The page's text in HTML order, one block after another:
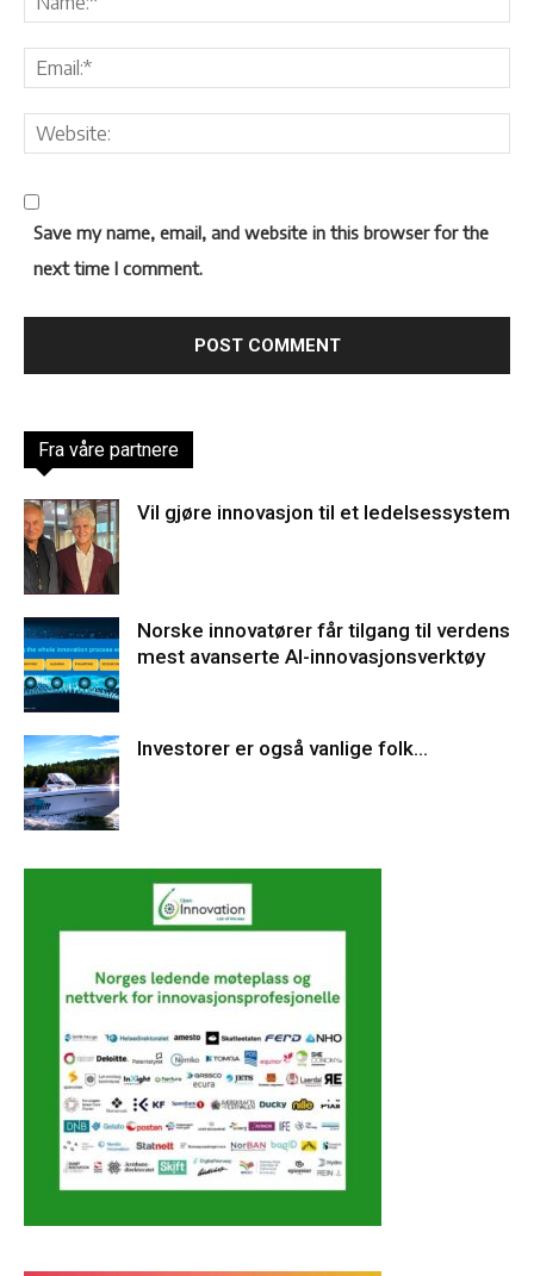
Save my name, email, and website in this browser for the
next time I comment.
Fra våre partnere
Vil gjøre innovasjon til et ledelsessystem
Norske innovatører får tilgang til verdens
mest avanserte AI-innovasjonsverktøy
Investorer er også vanlige folk…